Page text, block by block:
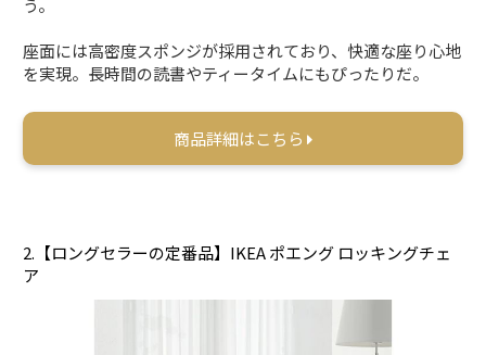
う。
座面には高密度スポンジが採用されており、快適な座り心地
を実現。長時間の読書やティータイムにもぴったりだ。
商品詳細はこちら
2.【ロングセラーの定番品】IKEA ポエング ロッキングチェ
ア